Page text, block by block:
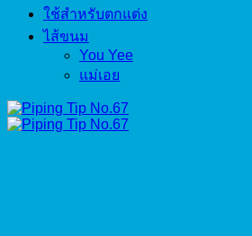
ใช้สำหรับตกแต่ง
ไส้ขนม
You Yee
แม่เอย